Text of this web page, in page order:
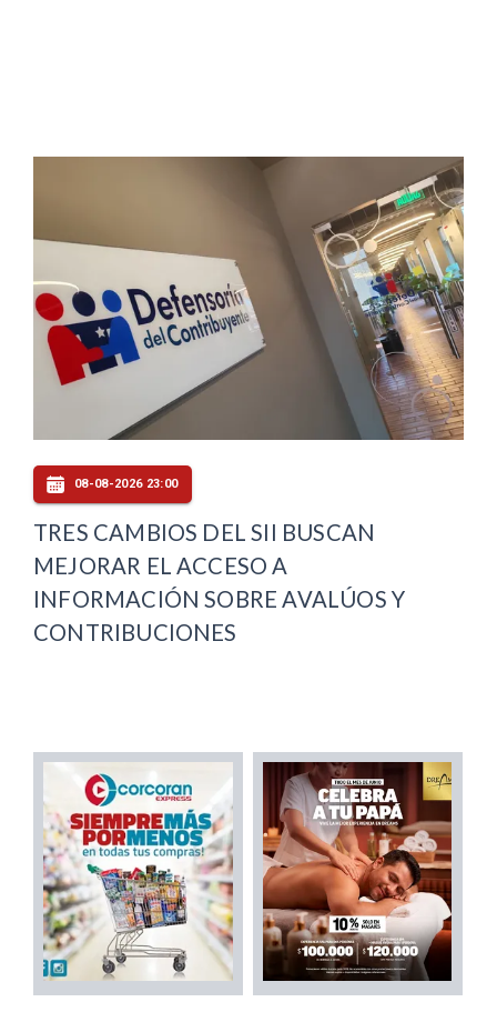
08-08-2026 23:00
TRES CAMBIOS DEL SII BUSCAN
MEJORAR EL ACCESO A
INFORMACIÓN SOBRE AVALÚOS Y
CONTRIBUCIONES